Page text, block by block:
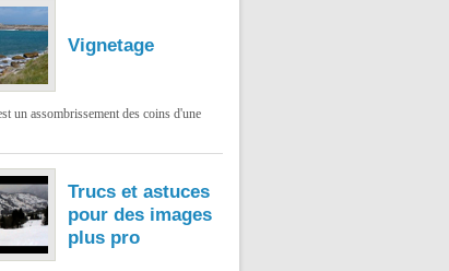
Vignetage
un assombrissement des coins d'une
Trucs et astuces
pour des images
plus pro